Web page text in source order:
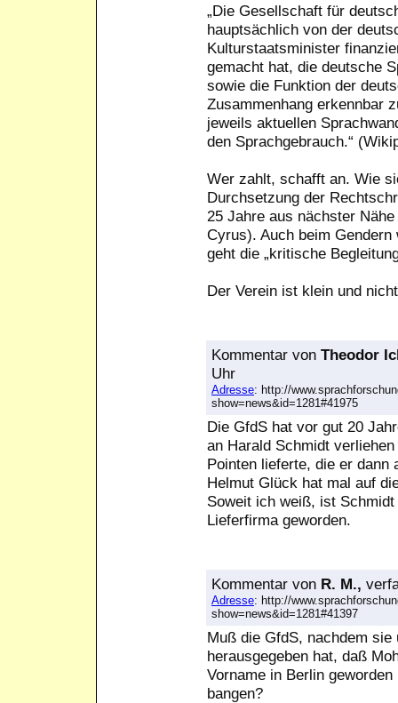
„Die Gesellschaft für
hauptsächlich von der
Kulturstaatsminister
gemacht hat, die deutsche
sowie die Funktion der
Zusammenhang erkennbar
jeweils aktuellen
den Sprachgebrauch.“
Wer zahlt, schafft an. Wie
Durchsetzung der
25 Jahre aus nächster
Cyrus). Auch beim
geht die „kritische
Der Verein ist klein und
Kommentar von Theodor
Uhr
Adresse: http://
show=news&id=1281#41975
Die GfdS hat vor gut 20
an Harald Schmidt
Pointen lieferte, die er dann
Helmut Glück hat mal auf
Soweit ich weiß, ist
Lieferfirma geworden.
Kommentar von R. M.,
Adresse: http://
show=news&id=1281#41397
Muß die GfdS, nachdem
herausgegeben hat, daß
Vorname in Berlin
bangen?